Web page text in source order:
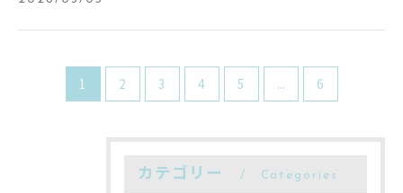
1 2 3 4 5 ... 6
カテゴリー Categories